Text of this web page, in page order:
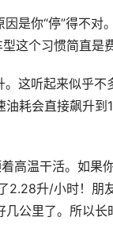
是你“停”得不对
这个习惯简直是费
这听起来似乎不
耗会直接飙升到
高温干活。如果
升/小时！朋
公里了。所以长